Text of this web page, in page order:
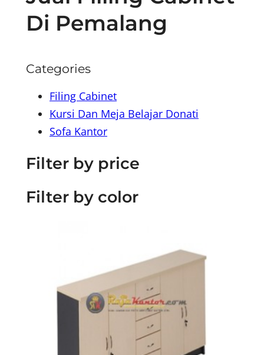
Di Pemalang
Categories
Filing Cabinet
Kursi Dan Meja Belajar Donati
Sofa Kantor
Filter by price
Filter by color